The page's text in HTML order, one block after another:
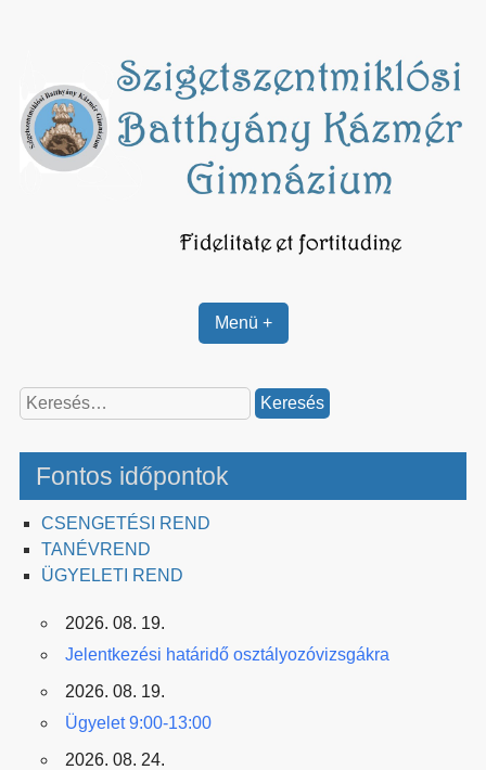
Menü +
Keresés:
Fontos időpontok
CSENGETÉSI REND
TANÉVREND
ÜGYELETI REND
2026. 08. 19.
Jelentkezési határidő osztályozóvizsgákra
2026. 08. 19.
Ügyelet 9:00-13:00
2026. 08. 24.